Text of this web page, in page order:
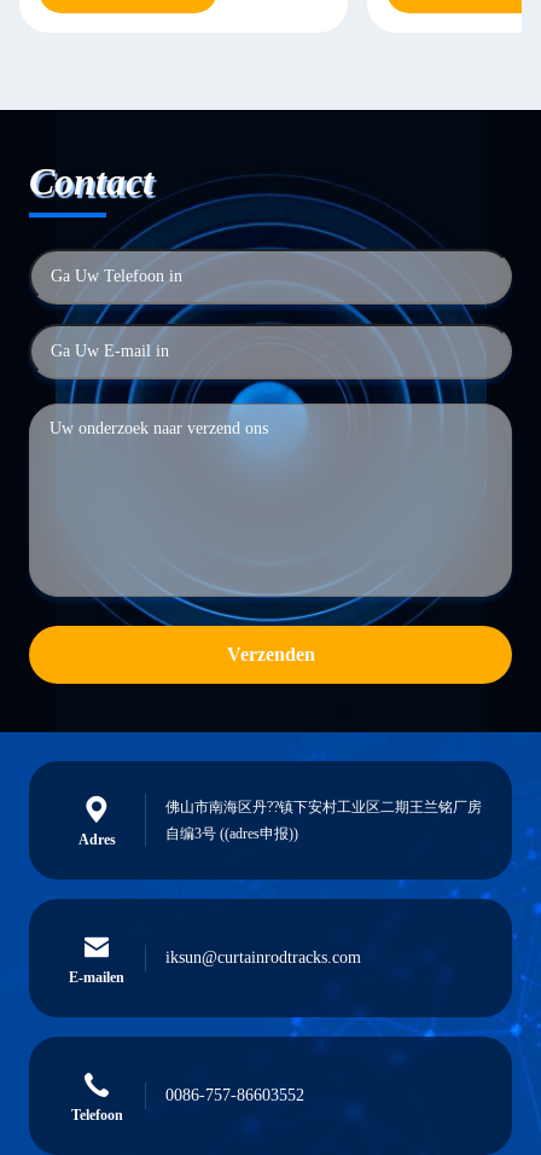
Contact
Verzenden
Adres
佛山市南海区丹??镇下安村工业区二期王兰铭厂房
自编3号 ((adres申报))
E-mailen
iksun@curtainrodtracks.com
Telefoon
0086-757-86603552